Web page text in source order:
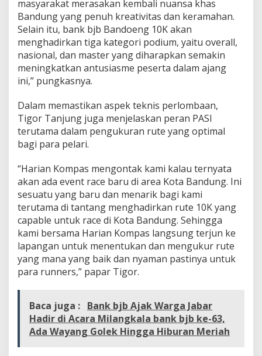
masyarakat merasakan kembali nuansa khas
Bandung yang penuh kreativitas dan keramahan.
Selain itu, bank bjb Bandoeng 10K akan
menghadirkan tiga kategori podium, yaitu overall,
nasional, dan master yang diharapkan semakin
meningkatkan antusiasme peserta dalam ajang
ini,” pungkasnya.
Dalam memastikan aspek teknis perlombaan,
Tigor Tanjung juga menjelaskan peran PASI
terutama dalam pengukuran rute yang optimal
bagi para pelari.
“Harian Kompas mengontak kami kalau ternyata
akan ada event race baru di area Kota Bandung. Ini
sesuatu yang baru dan menarik bagi kami
terutama di tantang menghadirkan rute 10K yang
capable untuk race di Kota Bandung. Sehingga
kami bersama Harian Kompas langsung terjun ke
lapangan untuk menentukan dan mengukur rute
yang mana yang baik dan nyaman pastinya untuk
para runners,” papar Tigor.
Baca juga : Bank bjb Ajak Warga Jabar
Hadir di Acara Milangkala bank bjb ke-63,
Ada Wayang Golek Hingga Hiburan Meriah